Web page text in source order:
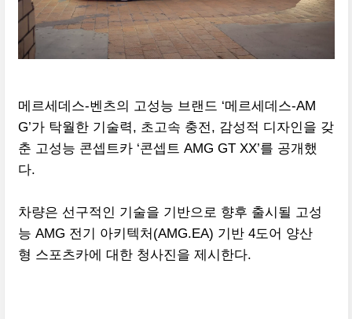
메르세데스-벤츠의 고성능 브랜드 ‘메르세데스-AM
G’가 탁월한 기술력, 초고속 충전, 감성적 디자인을 갖
춘 고성능 콘셉트카 ‘콘셉트 AMG GT XX’를 공개했
다.
차량은 선구적인 기술을 기반으로 향후 출시될 고성
능 AMG 전기 아키텍처(AMG.EA) 기반 4도어 양산
형 스포츠카에 대한 청사진을 제시한다.